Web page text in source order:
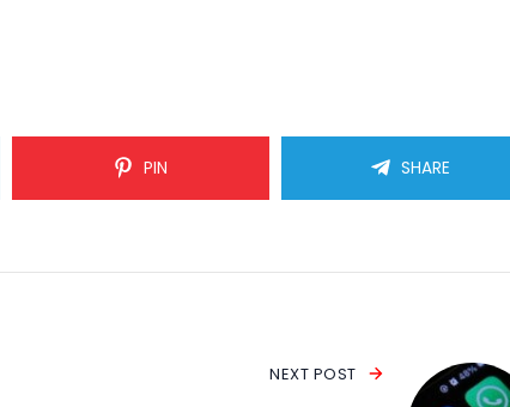
PIN SHARE
NEXT POST